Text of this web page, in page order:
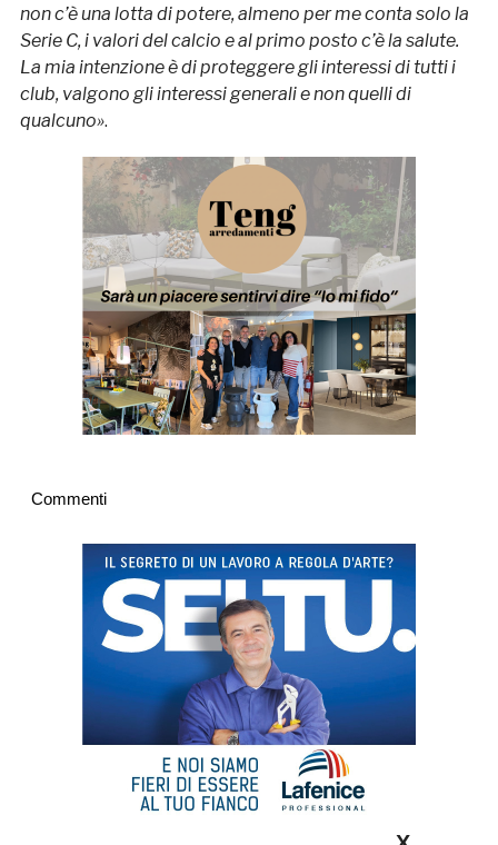
non c’è una lotta di potere, almeno per me conta solo la
Serie C, i valori del calcio e al primo posto c’è la salute.
La mia intenzione è di proteggere gli interessi di tutti i
club, valgono gli interessi generali e non quelli di
qualcuno».
Commenti